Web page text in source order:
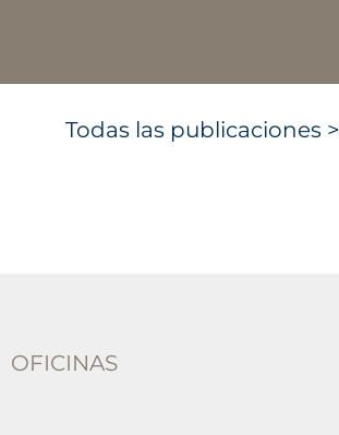
Todas las publicaciones >
OFICINAS